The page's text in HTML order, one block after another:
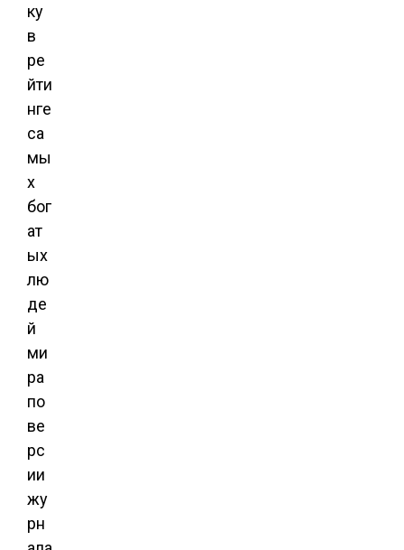
ку
в
ре
йти
нге
са
мы
х
бог
ат
ых
лю
де
й
ми
ра
по
ве
рс
ии
жу
рн